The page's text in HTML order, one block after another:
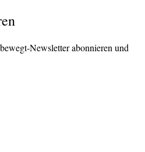
Newsletter abonnieren und